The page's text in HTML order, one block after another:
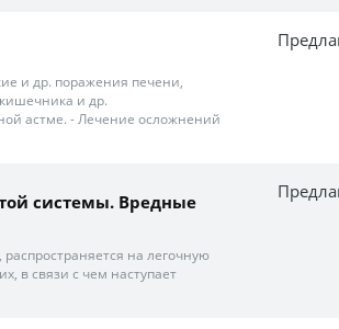
и др. поражения печени,
и др.
астме. - Лечение осложнений
системы. Вредные
на легочную
в связи с чем наступает